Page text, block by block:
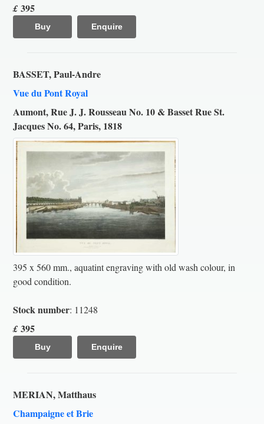
£ 395
Buy Enquire
BASSET, Paul-Andre
Vue du Pont Royal
Aumont, Rue J. J. Rousseau No. 10 & Basset Rue St.
Jacques No. 64, Paris, 1818
395 x 560 mm., aquatint engraving with old wash colour, in
good condition.
Stock number: 11248
£ 395
Buy Enquire
MERIAN, Matthaus
Champaigne et Brie